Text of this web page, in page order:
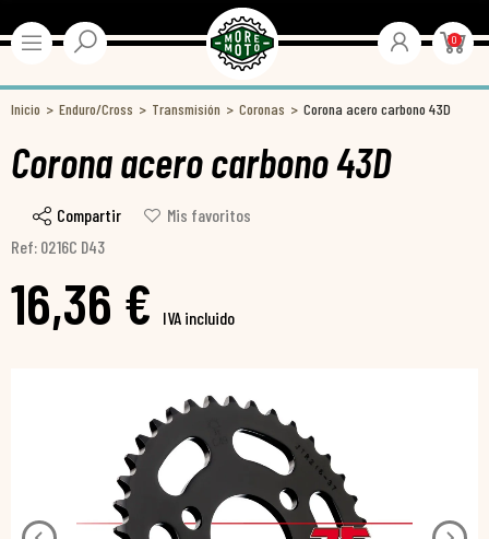
0
Inicio Enduro/Cross Transmisión Coronas Corona acero carbono 43D
Corona acero carbono 43D
Compartir
Mis favoritos
Ref: 0216C D43
16,36 € IVA incluido